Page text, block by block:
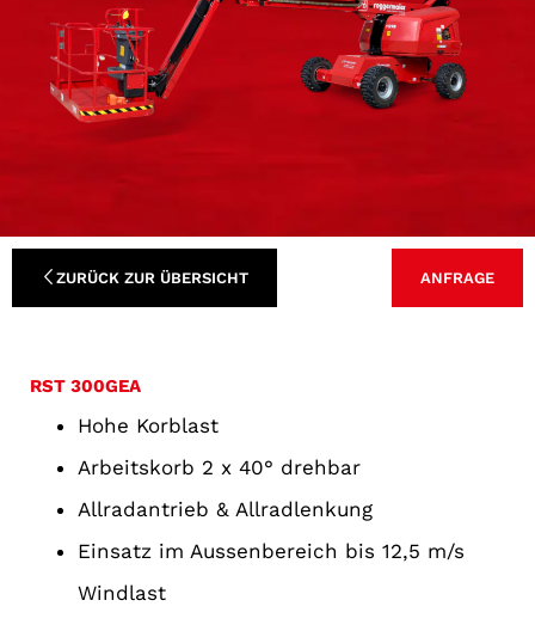
ZURÜCK ZUR ÜBERSICHT ANFRAGE
RST 300GEA
Hohe Korblast
Arbeitskorb 2 x 40° drehbar
Allradantrieb & Allradlenkung
Einsatz im Aussenbereich bis 12,5 m/s
Windlast